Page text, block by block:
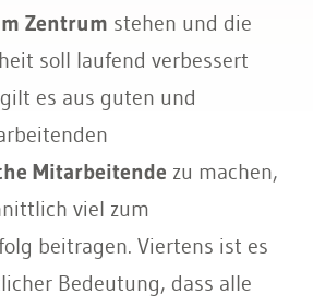
Zentrum stehen und die
soll laufend verbessert
es aus guten und
Mitarbeitende zu machen,
viel zum
beitragen. Viertens ist es
Bedeutung, dass alle